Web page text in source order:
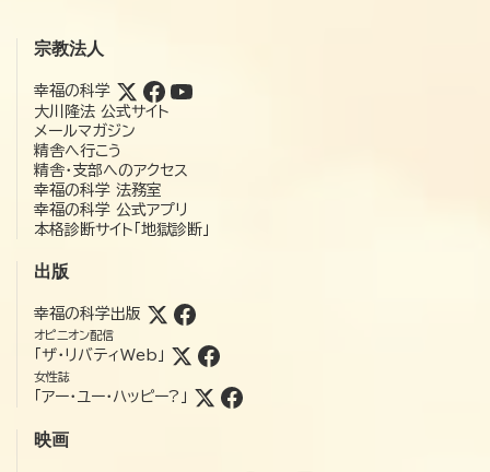
宗教法人
幸福の科学
大川隆法 公式サイト
メールマガジン
精舎へ行こう
精舎・支部へのアクセス
幸福の科学 法務室
幸福の科学 公式アプリ
本格診断サイト「地獄診断」
出版
幸福の科学出版
オピニオン配信
「ザ・リバティWeb」
女性誌
「アー・ユー・ハッピー?」
映画